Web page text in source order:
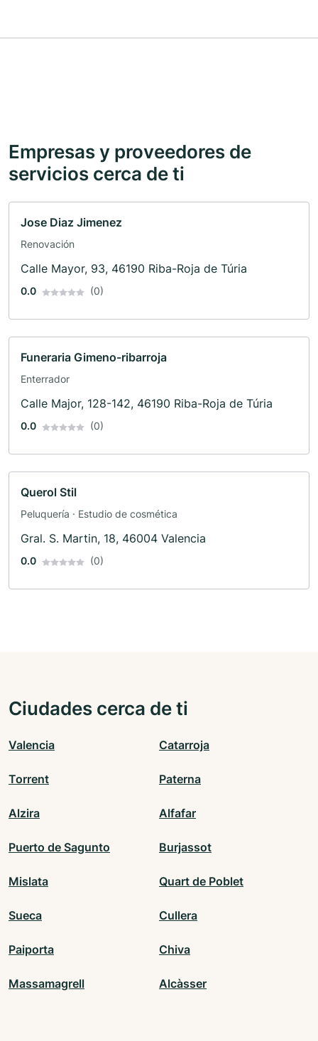
Empresas y proveedores de
servicios cerca de ti
Jose Diaz Jimenez
Renovación
Calle Mayor, 93, 46190 Riba-Roja de Túria
0.0 (0)
Funeraria Gimeno-ribarroja
Enterrador
Calle Major, 128-142, 46190 Riba-Roja de Túria
0.0 (0)
Querol Stil
Peluquería · Estudio de cosmética
Gral. S. Martin, 18, 46004 Valencia
0.0 (0)
Ciudades cerca de ti
Valencia Catarroja
Torrent Paterna
Alzira Alfafar
Puerto de Sagunto Burjassot
Mislata Quart de Poblet
Sueca Cullera
Paiporta Chiva
Massamagrell Alcàsser